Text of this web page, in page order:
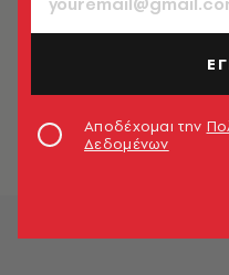
Αποδέχομαι την
Δεδομένων